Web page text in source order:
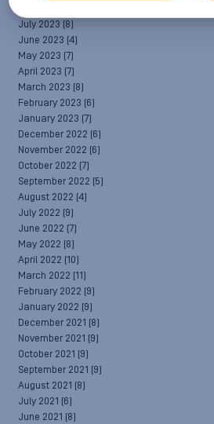
July 2023 (8)
June 2023 (4)
May 2023 (7)
April 2023 (7)
March 2023 (8)
February 2023 (6)
January 2023 (7)
December 2022 (6)
November 2022 (6)
October 2022 (7)
September 2022 (5)
August 2022 (4)
July 2022 (9)
June 2022 (7)
May 2022 (8)
April 2022 (10)
March 2022 (11)
February 2022 (9)
January 2022 (9)
December 2021 (8)
November 2021 (9)
October 2021 (9)
September 2021 (9)
August 2021 (8)
July 2021 (6)
June 2021 (8)